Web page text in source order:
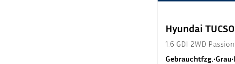
Hyundai
1.6 GDI 2WD
Gebrauchtfzg.•Grau•